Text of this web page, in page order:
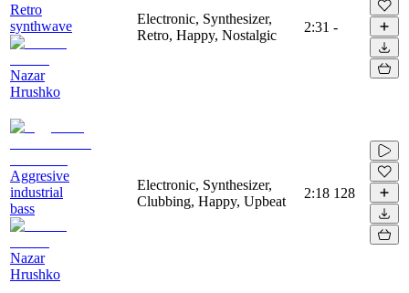
Retro
synthwave
Nazar
Hrushko
Electronic, Synthesizer,
Retro, Happy, Nostalgic
2:31 -
Aggresive
industrial
bass
Nazar
Hrushko
Electronic, Synthesizer,
Clubbing, Happy, Upbeat
2:18 128